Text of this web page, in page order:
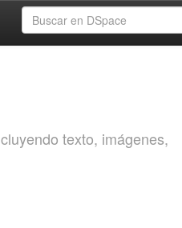
texto, imágenes,